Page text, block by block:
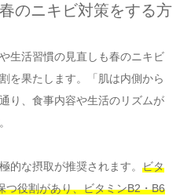
のニキビ対策をする方
生活習慣の見直しも春のニキビ
を果たします。「肌は内側から
り、食事内容や生活のリズムが
的な摂取が推奨されます。 ビタ
つ役割があり、ビタミンB2・B6